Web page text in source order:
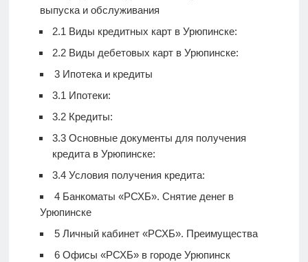
выпуска и обслуживания
2.1 Виды кредитных карт в Урюпинске:
2.2Виды дебетовых карт в Урюпинске:
3Ипотека и кредиты
3.1 Ипотеки:
3.2Кредиты:
3.3Основные документы для получения
кредита в Урюпинске:
3.4Условия получения кредита:
4Банкоматы «РСХБ». Снятие денег в
Урюпинске
5Личный кабинет «РСХБ». Преимущества
6Офисы «РСХБ» в городе Урюпинск